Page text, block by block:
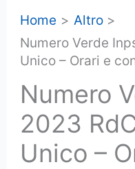
Home
Altro
Numero Verde
Unico – Orari e
Numero
2023
Unico –